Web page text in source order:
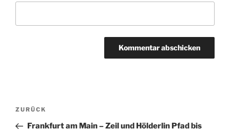
Beitragsnavigation
Vorheriger
Beitrag
ZURÜCK
Frankfurt am Main – Zeil und Hölderlin Pfad bis